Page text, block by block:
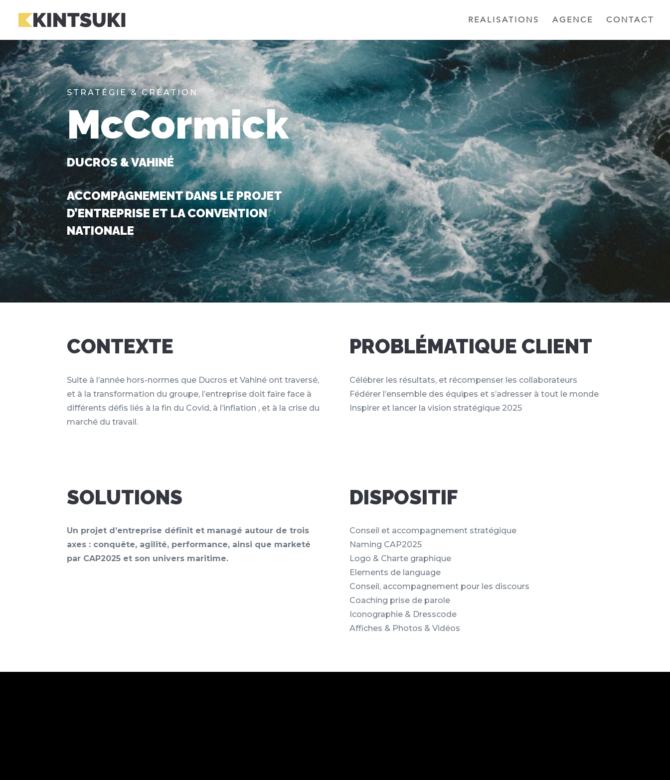
REALISATIONS AGENCE CONTACT
STRATÉGIE & CRÉATION
McCormick
DUCROS & VAHINÉ
ACCOMPAGNEMENT DANS LE PROJET
D’ENTREPRISE ET LA CONVENTION
NATIONALE
CONTEXTE
Suite à l’année hors-normes que Ducros et Vahiné ont traversé,
et à la transformation du groupe, l’entreprise doit faire face à
différents défis liés à la fin du Covid, à l’inflation , et à la crise du
marché du travail.
PROBLÉMATIQUE CLIENT
Célébrer les résultats, et récompenser les collaborateurs
Fédérer l’ensemble des équipes et s’adresser à tout le monde
Inspirer et lancer la vision stratégique 2025
SOLUTIONS
Un projet d’entreprise définit et managé autour de trois
axes : conquête, agilité, performance, ainsi que marketé
par CAP2025 et son univers maritime.
DISPOSITIF
Conseil et accompagnement stratégique
Naming CAP2025
Logo & Charte graphique
Elements de language
Conseil, accompagnement pour les discours
Coaching prise de parole
conographie & Dresscode
Affiches & Photos & Vidéos